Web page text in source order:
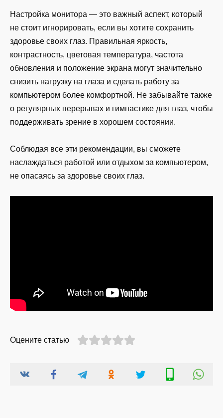
Настройка монитора — это важный аспект, который
не стоит игнорировать, если вы хотите сохранить
здоровье своих глаз. Правильная яркость,
контрастность, цветовая температура, частота
обновления и положение экрана могут значительно
снизить нагрузку на глаза и сделать работу за
компьютером более комфортной. Не забывайте также
о регулярных перерывах и гимнастике для глаз, чтобы
поддерживать зрение в хорошем состоянии.
Соблюдая все эти рекомендации, вы сможете
наслаждаться работой или отдыхом за компьютером,
не опасаясь за здоровье своих глаз.
Оцените статью